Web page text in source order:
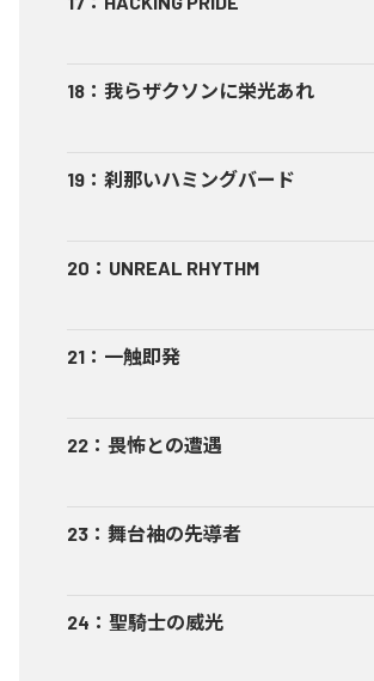
18 ： 我らザクソンに栄光あれ
19 ： 刹那いハミングバード
20 ： UNREAL RHYTHM
21 ： 一触即発
22 ： 畏怖との遭遇
23 ： 舞台袖の先導者
24 ： 聖騎士の威光